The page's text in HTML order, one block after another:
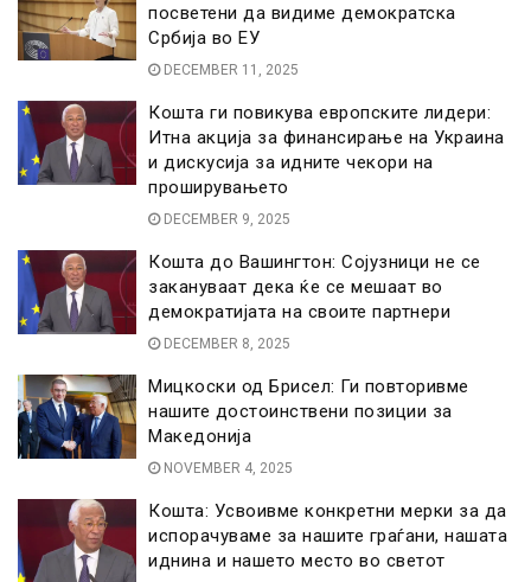
посветени да видиме демократска
Србија во ЕУ
DECEMBER 11, 2025
Кошта ги повикува европските лидери:
Итна акција за финансирање на Украина
и дискусија за идните чекори на
проширувањето
DECEMBER 9, 2025
Кошта до Вашингтон: Сојузници не се
закануваат дека ќе се мешаат во
демократијата на своите партнери
DECEMBER 8, 2025
Мицкоски од Брисел: Ги повторивме
нашите достоинствени позиции за
Македонија
NOVEMBER 4, 2025
Кошта: Усвоивме конкретни мерки за да
испорачуваме за нашите граѓани, нашата
иднина и нашето место во светот